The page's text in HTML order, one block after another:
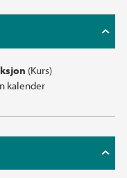
(Kurs)
kalender